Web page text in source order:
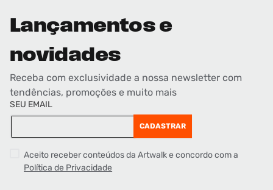
Lançamentos e
novidades
Receba com exclusividade a nossa newsletter com
tendências, promoções e muito mais
SEU EMAIL
CADASTRAR
Aceito receber conteúdos da Artwalk e concordo com a
Política de Privacidade